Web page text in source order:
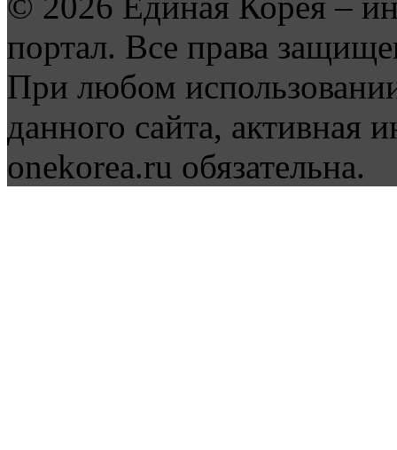
портал. Все права
При любом
данного сайта, активная
onekorea.ru обязательна.